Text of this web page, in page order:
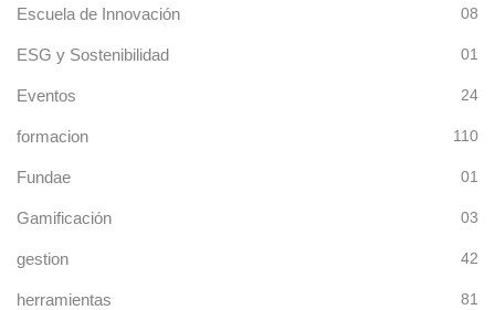
Escuela de Innovación 08
ESG y Sostenibilidad 01
Eventos 24
formacion 110
Fundae 01
Gamificación 03
gestion 42
herramientas 81